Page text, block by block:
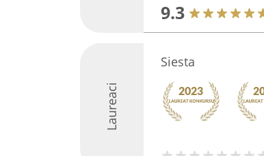
9.3
Laureaci
Siesta